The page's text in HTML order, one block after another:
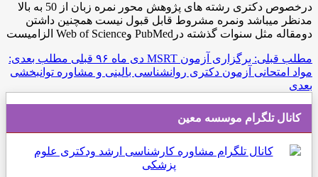
درخصوص دکتری رشته های پژوهش محور نمره زبان از 50 به بالا
مدنظر میباشد ونمره مشروط قابل قبول نیست همچنین داشتن
دومقاله مثل سنوات گذشته درPubMed وWeb of Science الزامیست
مطلب قبلی: برگزاری آزمون MSRT دی ماه ۹۶ قبلی مطلب بعدی:
مواد امتحانی آزمون دکتری روانشناسی بالینی و مشاوره توانبخشی
بعدی
کانال تلگرام موسسه معین